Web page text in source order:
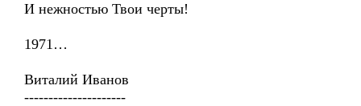
И нежностью Твои черты!
1971…
Виталий Иванов
---------------------